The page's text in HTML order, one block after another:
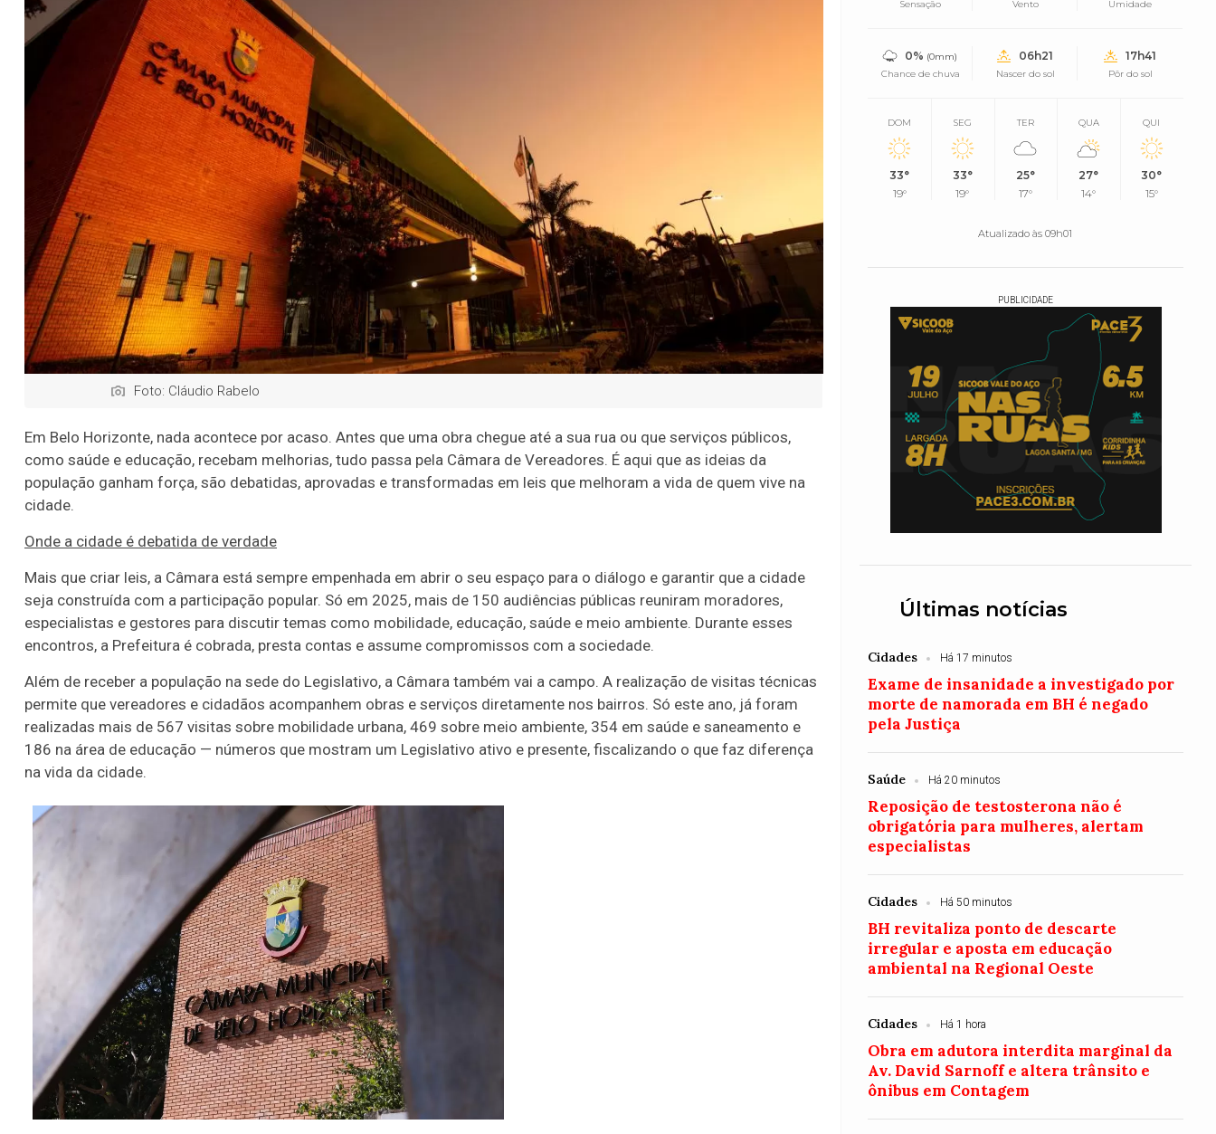
Foto: Cláudio Rabelo
Em Belo Horizonte, nada acontece por acaso. Antes que uma obra chegue até a sua rua ou que serviços públicos,
como saúde e educação, recebam melhorias, tudo passa pela Câmara de Vereadores. É aqui que as ideias da
população ganham força, são debatidas, aprovadas e transformadas em leis que melhoram a vida de quem vive na
cidade.
Onde a cidade é debatida de verdade
Mais que criar leis, a Câmara está sempre empenhada em abrir o seu espaço para o diálogo e garantir que a cidade
seja construída com a participação popular. Só em 2025, mais de 150 audiências públicas reuniram moradores,
especialistas e gestores para discutir temas como mobilidade, educação, saúde e meio ambiente. Durante esses
encontros, a Prefeitura é cobrada, presta contas e assume compromissos com a sociedade.
Além de receber a população na sede do Legislativo, a Câmara também vai a campo. A realização de visitas técnicas
permite que vereadores e cidadãos acompanhem obras e serviços diretamente nos bairros. Só este ano, já foram
realizadas mais de 567 visitas sobre mobilidade urbana, 469 sobre meio ambiente, 354 em saúde e saneamento e
186 na área de educação — números que mostram um Legislativo ativo e presente, fiscalizando o que faz diferença
na vida da cidade.
Sensação Vento Umidade
0% (0mm)
Chance de chuva
06h21
Nascer do sol
17h41
Pôr do sol
DOM
33°
19°
SEG
33°
19°
TER
25°
17°
QUA
27°
14°
QUI
30°
15°
Atualizado às 09h01
PUBLICIDADE
Últimas notícias
Cidades Há 17 minutos
Exame de insanidade a investigado por
morte de namorada em BH é negado
pela Justiça
Saúde Há 20 minutos
Reposição de testosterona não é
obrigatória para mulheres, alertam
especialistas
Cidades Há 50 minutos
BH revitaliza ponto de descarte
irregular e aposta em educação
ambiental na Regional Oeste
Cidades Há 1 hora
Obra em adutora interdita marginal da
Av. David Sarnoff e altera trânsito e
ônibus em Contagem